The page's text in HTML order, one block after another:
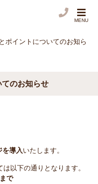
MENU
ポイントについてのお知ら
のお知らせ
導入いたします。
以下の通りとなります。
で